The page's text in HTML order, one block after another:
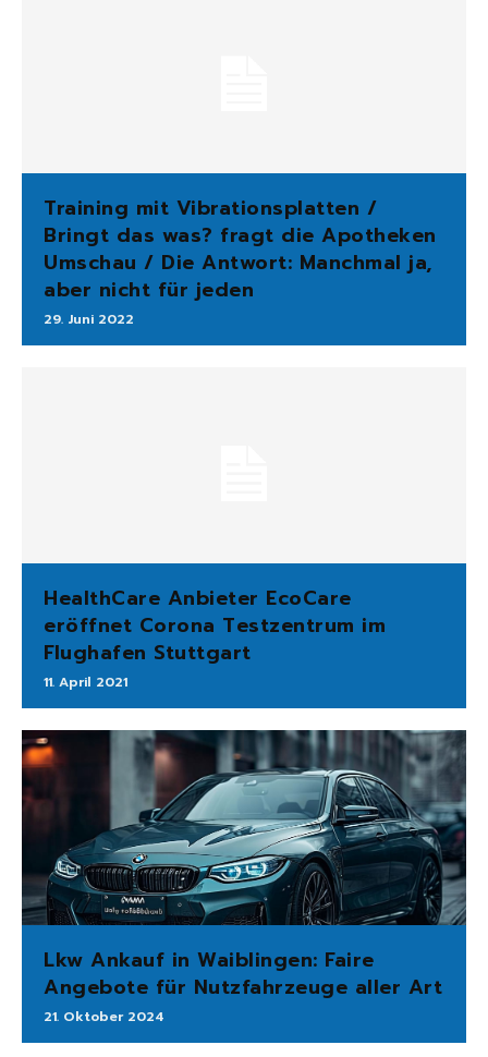
Training mit Vibrationsplatten /
Bringt das was? fragt die Apotheken
Umschau / Die Antwort: Manchmal ja,
aber nicht für jeden
29. Juni 2022
HealthCare Anbieter EcoCare
eröffnet Corona Testzentrum im
Flughafen Stuttgart
11. April 2021
Lkw Ankauf in Waiblingen: Faire
Angebote für Nutzfahrzeuge aller Art
21. Oktober 2024